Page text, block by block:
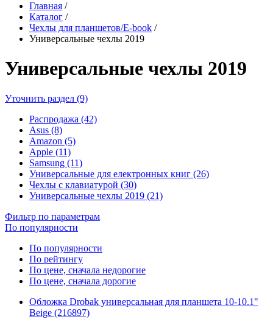
Главная /
Каталог /
Чехлы для планшетов/E-book /
Универсальные чехлы 2019
Универсальные чехлы 2019
Уточнить раздел (9)
Распродажа (42)
Asus (8)
Amazon (5)
Apple (11)
Samsung (11)
Универсальные для електронных книг (26)
Чехлы с клавиатурой (30)
Универсальные чехлы 2019 (21)
Фильтр по параметрам
По популярности
По популярности
По рейтингу
По цене, сначала недорогие
По цене, сначала дорогие
Обложка Drobak универсальная для планшета 10-10.1"
Beige (216897)